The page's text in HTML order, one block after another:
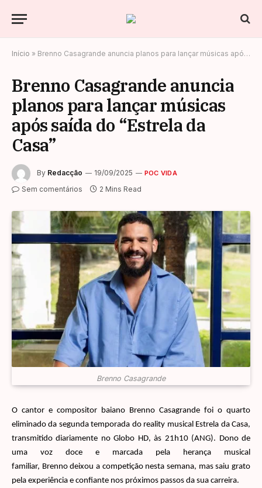
Início » Brenno Casagrande anuncia planos para lançar músicas após saída do “Estrela da Casa”
Brenno Casagrande anuncia
planos para lançar músicas
após saída do “Estrela da
Casa”
By Redacção 19/09/2025 POC VIDA
Sem comentários 2 Mins Read
Brenno Casagrande
O cantor e compositor baiano Brenno Casagrande foi o quarto
eliminado da segunda temporada do reality musical Estrela da Casa,
transmitido diariamente no Globo HD, às 21h10 (ANG). Dono de
uma voz doce e marcada pela herança musical
familiar, Brennodeixou a competição nesta semana, mas saiu grato
pela experiência e confiante nos próximos passos da sua carreira.